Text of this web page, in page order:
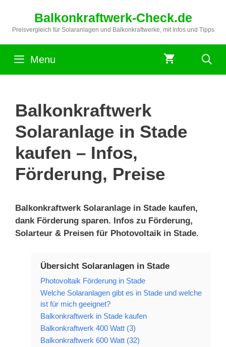
springen
Balkonkraftwerk-Check.de
Preisvergleich für Solaranlagen und Balkonkraftwerke, mit Infos und Tipps
Menu
Balkonkraftwerk
Solaranlage in Stade
kaufen – Infos,
Förderung, Preise
Balkonkraftwerk Solaranlage in Stade kaufen,
dank Förderung sparen. Infos zu Förderung,
Solarteur & Preisen für Photovoltaik in Stade.
Übersicht Solaranlagen in Stade
Photovoltaik Förderung in Stade
Welche Solaranlagen gibt es in Stade und welche
ist für mich geeignet?
Balkonkraftwerk in Stade kaufen
Balkonkraftwerk 400 Watt (3)
Balkonkraftwerk 600 Watt (32)